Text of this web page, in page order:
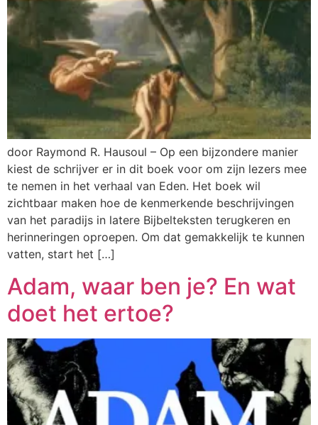
door Raymond R. Hausoul – Op een bijzondere manier
kiest de schrijver er in dit boek voor om zijn lezers mee
te nemen in het verhaal van Eden. Het boek wil
zichtbaar maken hoe de kenmerkende beschrijvingen
van het paradijs in latere Bijbelteksten terugkeren en
herinneringen oproepen. Om dat gemakkelijk te kunnen
vatten, start het […]
Adam, waar ben je? En wat
doet het ertoe?